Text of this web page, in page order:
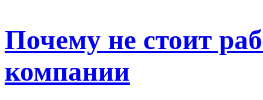
Почему не стоит
компании